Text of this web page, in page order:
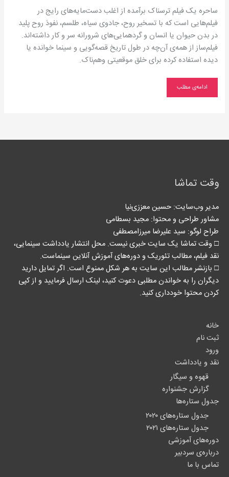
ساحره یک فیلم ترسناک برآمده از اغلب دست‌مایه‌های رایج در
فیلم‌هایی است که با تسخیر روح، جادوی سیاه، طلسم، نفوذ روح پلید
در بدن حیوان یا انسان و گردهمایی‌های شرورانه‌ سر و کار داشته‌اند.
فیلم‌ساز از همه‌ی آن‌چه در طول تاریخ قصه‌گویی و سینما خوانده یا
دیده استفاده کرده برای خلق موقعیتی وهم‌ناک.
ادامه‌ی مطلب
وقت تماشا
مدیر وب‌سایت: حسین معززی‌نیا
مشاور طراحی و محتوا:‌ مجید بسطامی
طراح لوگو: سید علیرضا میرزامصطفی
□ وقت تماشا یک سایت خبری نیست. محل انتشار یادداشت سینمایی،
نقد فیلم، مطالب تئوریک و دوره‌های آموزش آنلاین سینماست.
□ بازنشر مطالب این سایت به هر شکل ممنوع است. اگر تمایل دارید
دیگران را به خواندن مطلبی دعوت کنید، لینک‌ ارسال فرمایید و از کپی
کردن محتوا خودداری کنید.
خانه
ثبت نام
ورود
نقد و یادداشت
قهوه و سیگار
گزارش جشنواره
جدول ستاره‌ها
جدول ستاره‌های ۲۰۲۰
جدول ستاره‌های ۲۰۲۱
دوره‌های آموزشی
درباره‌ی سردبیر
تماس با ما